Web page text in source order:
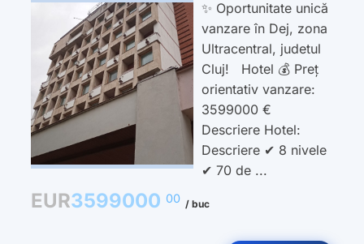
✨ Oportunitate unică
vanzare în Dej, zona
Ultracentral, judetul
Cluj! Hotel 💰 Preț
orientativ vanzare:
3599000 €
Descriere Hotel:
Descriere ✔ 8 nivele
✔ 70 de ...
EUR3599000 00 / buc